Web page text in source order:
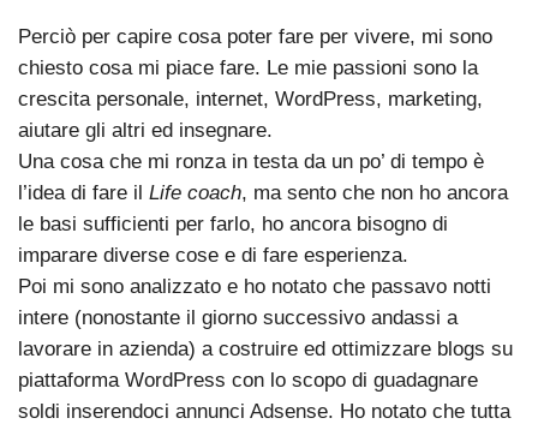
Perciò per capire cosa poter fare per vivere, mi sono
chiesto cosa mi piace fare. Le mie passioni sono la
crescita personale, internet, WordPress, marketing,
aiutare gli altri ed insegnare.
Una cosa che mi ronza in testa da un po’ di tempo è
l’idea di fare il Life coach, ma sento che non ho ancora
le basi sufficienti per farlo, ho ancora bisogno di
imparare diverse cose e di fare esperienza.
Poi mi sono analizzato e ho notato che passavo notti
intere (nonostante il giorno successivo andassi a
lavorare in azienda) a costruire ed ottimizzare blogs su
piattaforma WordPress con lo scopo di guadagnare
soldi inserendoci annunci Adsense. Ho notato che tutta